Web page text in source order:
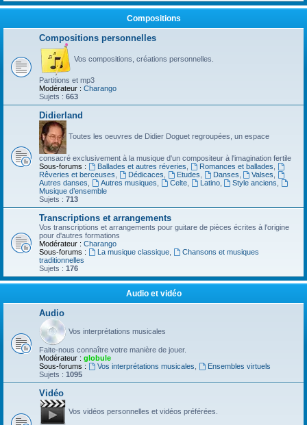
Compositions
Compositions personnelles
Vos compositions, créations personnelles.
Partitions et mp3
Modérateur : Charango
Sujets : 663
Didierland
Toutes les oeuvres de Didier Doguet regroupées, un espace
consacré exclusivement à la musique d'un compositeur à l'imagination fertile
Sous-forums :
Ballades et autres réveries Romances et ballades
Rêveries et berceuses
Dédicaces Etudes Danses Valses
Autres danses
Autres musiques Celte, Latino, Style anciens
Musique d’ensemble
Sujets : 713
Transcriptions et arrangements
Vos transcriptions et arrangements pour guitare de pièces écrites à l'origine
pour d'autres formations
Modérateur : Charango
Sous-forums :
La musique classique,
Chansons et musiques
traditionnelles
Sujets : 176
Audio et vidéo
Audio
Vos interprétations musicales
Faite-nous connaître votre manière de jouer.
Modérateur : globule
Sous-forums :
Vos interprétations musicales
Ensembles virtuels
Sujets : 1095
Vidéo
Vos vidéos personnelles et vidéos préférées.